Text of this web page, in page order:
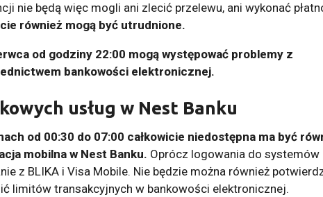
nie będą więc mogli ani zlecić przelewu, ani wykonać
również mogą być utrudnione.
od godziny 22:00 mogą występować problemy z
bankowości elektronicznej.
usług w Nest Banku
od 00:30 do 07:00 całkowicie niedostępna ma być
mobilna w Nest Banku. Oprócz logowania do systemów
z BLIKA i Visa Mobile. Nie będzie można również
limitów transakcyjnych w bankowości elektronicznej.